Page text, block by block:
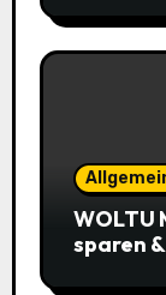
WOLTU
sparen